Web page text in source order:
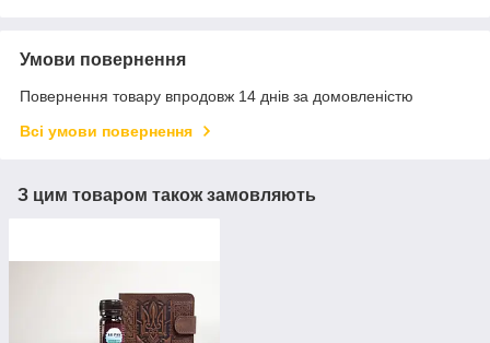
Умови повернення
Повернення товару впродовж 14 днів за домовленістю
Всі умови повернення
З цим товаром також замовляють